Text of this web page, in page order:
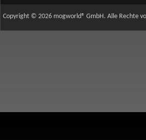
Copyright © 2026 mogworld® GmbH. Alle Rechte